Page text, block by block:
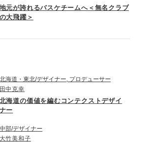
地元が誇れるバスケチームへ＜無名クラブ
の大飛躍＞
北海道・東北 デザイナー, プロデューサー
田中克幸
北海道の価値を編むコンテクストデザイ
ナー
中部 デザイナー
大竹美和子